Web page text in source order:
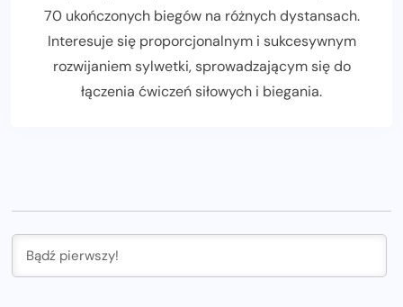
70 ukończonych biegów na różnych dystansach.
Interesuje się proporcjonalnym i sukcesywnym
rozwijaniem sylwetki, sprowadzającym się do
łączenia ćwiczeń siłowych i biegania.